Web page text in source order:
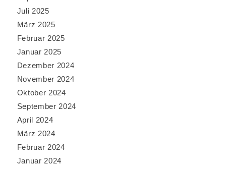
Juli 2025
März 2025
Februar 2025
Januar 2025
Dezember 2024
November 2024
Oktober 2024
September 2024
April 2024
März 2024
Februar 2024
Januar 2024